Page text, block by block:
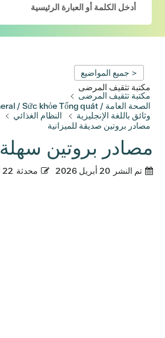
< جميع المواضيع
مكتبة تثقيف المرضى
مكتبة تثقيف المرضى
الصحة العامة / Bienestar general / Sức khỏe Tổng quát
وثائق باللغة الإنجليزية
النظام الغذائي
مصادر بروتين صديقة للميزانية
مصادر بروتين سهلة
تم النشر 20 أبريل 2026 محدثة 22 أبريل 2026